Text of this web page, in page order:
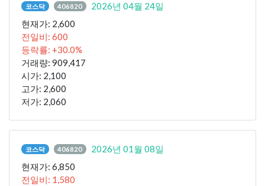
코스닥 406820
2026년 04월 24일
현재가: 2,600
전일비: 600
등락률: +30.0%
거래량: 909,417
시가: 2,100
고가: 2,600
저가: 2,060
코스닥 406820
2026년 01월 08일
현재가: 6,850
전일비: 1,580